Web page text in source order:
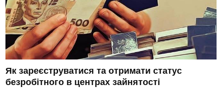
Як зареєструватися та отримати статус
безробітного в центрах зайнятості